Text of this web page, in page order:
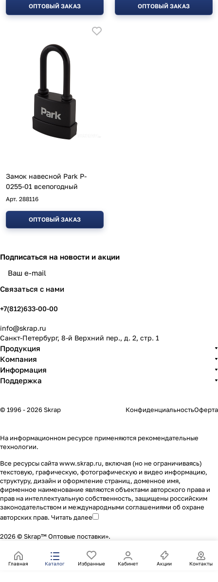
ОПТОВЫЙ ЗАКАЗ ОПТОВЫЙ ЗАКАЗ
Замок навесной Park P-
0255-01 всепогодный
Арт. 288116
ОПТОВЫЙ ЗАКАЗ
Подписаться на новости и акции
Связаться с нами
+7(812)633-00-00
info@skrap.ru
Санкт-Петербург, 8-й Верхний пер., д. 2, стр. 1
Продукция
Компания
Информация
Поддержка
© 1996 - 2026 Skrap КонфиденциальностьОферта
На информационном ресурсе применяются рекомендательные
технологии.
Все ресурсы сайта www.skrap.ru, включая (но не ограничиваясь)
текстовую, графическую, фотографическую и видео информацию,
структуру, дизайн и оформление страниц, доменное имя,
фирменное наименование являются объектами авторского права и
прав на интеллектуальную собственность, защищены российским
законодательством и международными соглашениями об охране
авторских прав. Читать далее
2026 © Skrap™ Оптовые поставки».
Главная Каталог Избранные Кабинет Акции Контакты